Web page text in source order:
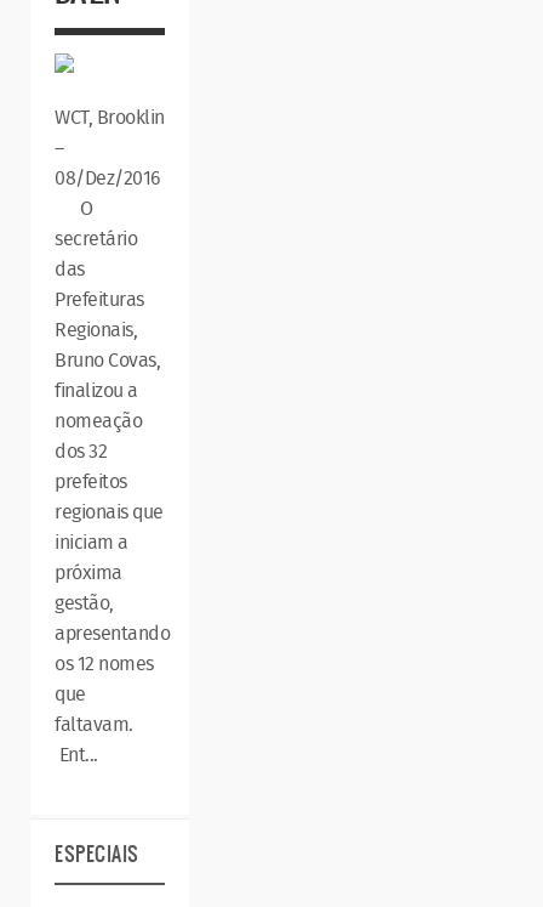
WCT, Brooklin
–
08/Dez/2016
O
secretário
das
Prefeituras
Regionais,
Bruno Covas,
finalizou a
nomeação
dos 32
prefeitos
regionais que
iniciam a
próxima
gestão,
apresentando
os 12 nomes
que
faltavam.
Ent...
ESPECIAIS